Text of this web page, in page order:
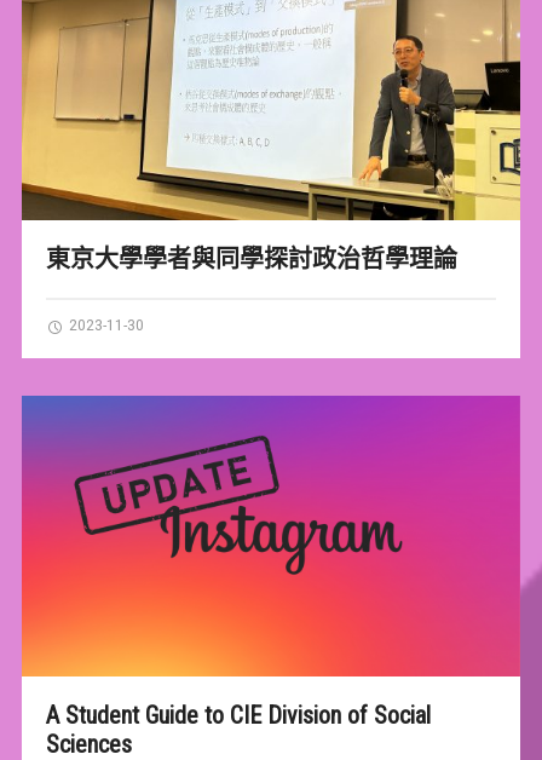
東京大學學者與同學探討政治哲學理論
2023-11-30
A Student Guide to CIE Division of Social
Sciences